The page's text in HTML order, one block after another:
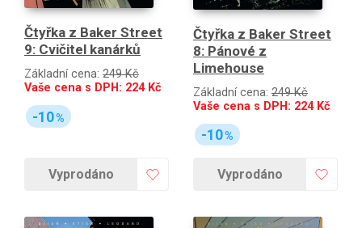
Čtyřka z Baker Street
9: Cvičitel kanárků
Základní cena: 249 Kč
Vaše cena s DPH: 224Kč
-10%
Vyprodáno
Čtyřka z Baker Street
8: Pánové z
Limehouse
Základní cena: 249 Kč
Vaše cena s DPH: 224Kč
-10%
Vyprodáno